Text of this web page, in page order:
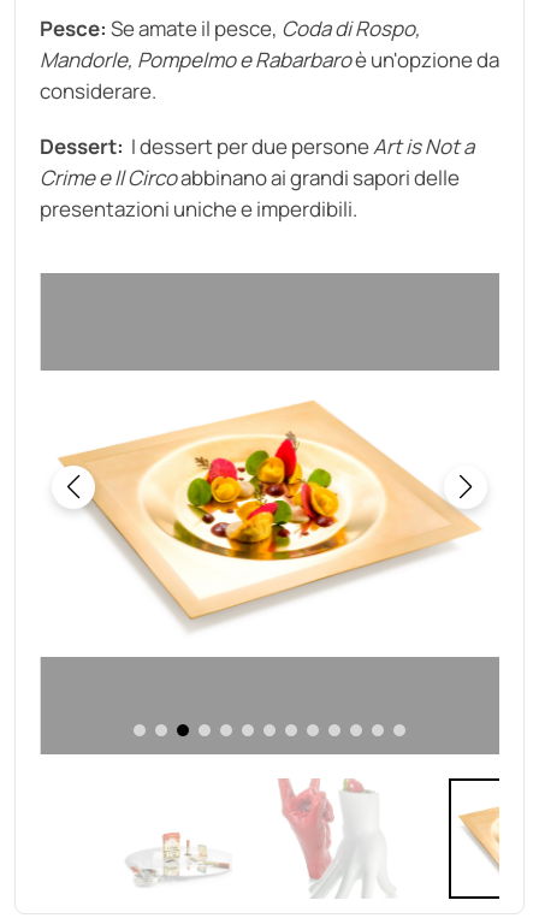
Pesce: Se amate il pesce, Coda di Rospo,
Mandorle, Pompelmo e Rabarbaroè un'opzione da
considerare.
Dessert: I dessert per due personeArt is Not a
CrimeeIl Circoabbinano ai grandi sapori delle
presentazioni uniche e imperdibili.